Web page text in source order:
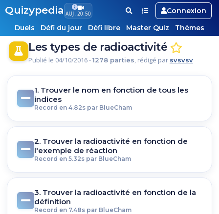
Quizypedia AUJ. 20:50
Connexion
Duels
Défi du jour Défi libre Master Quiz Thèmes
Les types de radioactivité
Publié le 04/10/2016 -1278 parties, rédigé par svsvsv
1. Trouver le nom en fonction de tous les
indices
Record en 4.82s par BlueCham
2. Trouver la radioactivité en fonction de
l'exemple de réaction
Record en 5.32s par BlueCham
3. Trouver la radioactivité en fonction de la
définition
Record en 7.48s par BlueCham